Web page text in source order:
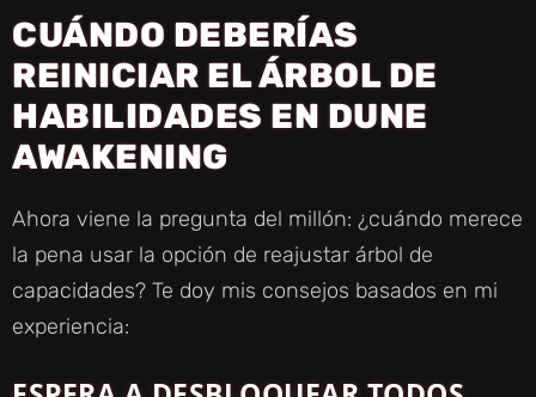
CUÁNDO DEBERÍAS
REINICIAR EL ÁRBOL DE
HABILIDADES EN DUNE
AWAKENING
Ahora viene la pregunta del millón: ¿cuándo merece
la pena usar la opción de reajustar árbol de
capacidades? Te doy mis consejos basados en mi
experiencia: